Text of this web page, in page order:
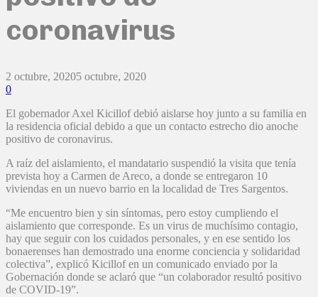
coronavirus
2 octubre, 20205 octubre, 2020
0
El gobernador Axel Kicillof debió aislarse hoy junto a su familia en
la residencia oficial debido a que un contacto estrecho dio anoche
positivo de coronavirus.
A raíz del aislamiento, el mandatario suspendió la visita que tenía
prevista hoy a Carmen de Areco, a donde se entregaron 10
viviendas en un nuevo barrio en la localidad de Tres Sargentos.
“Me encuentro bien y sin síntomas, pero estoy cumpliendo el
aislamiento que corresponde. Es un virus de muchísimo contagio,
hay que seguir con los cuidados personales, y en ese sentido los
bonaerenses han demostrado una enorme conciencia y solidaridad
colectiva”, explicó Kicillof en un comunicado enviado por la
Gobernación donde se aclaró que “un colaborador resultó positivo
de COVID-19”.